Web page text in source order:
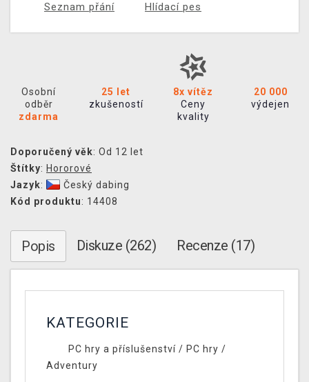
Seznam přání Hlídací pes
Osobní
odběr
zdarma
25 let
zkušeností
8x vítěz
Ceny
kvality
20 000
výdejen
Doporučený věk: Od 12 let
Štítky: Hororové
Jazyk:
Český dabing
Kód produktu: 14408
Popis Diskuze (262) Recenze (17)
KATEGORIE
PC hry a příslušenství/ PC hry /
Adventury